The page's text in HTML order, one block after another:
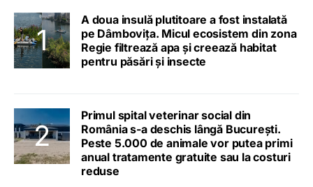
A doua insulă plutitoare a fost instalată
pe Dâmbovița. Micul ecosistem din zona
Regie filtrează apa și creează habitat
pentru păsări și insecte
Primul spital veterinar social din
România s-a deschis lângă București.
Peste 5.000 de animale vor putea primi
anual tratamente gratuite sau la costuri
reduse